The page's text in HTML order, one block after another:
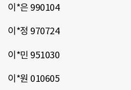
이*은 990104
이*정 970724
이*민 951030
이*원 010605